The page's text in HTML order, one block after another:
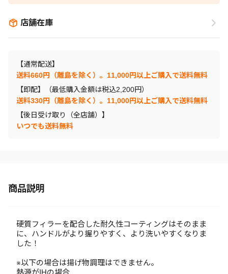
店舗在庫
【通常配送】
送料660円（離島を除く）。11,000円以上ご購入で送料無料
【即配】（最低購入金額は税込2,200円）
送料330円（離島を除く）。11,000円以上ご購入で送料無料
【後日受け取り（全店舗）】
いつでも送料無料
商品説明
硬質フィラーを配合した耐久性コーティングはそのまま
に、ハンドルがより握りやすく、より洗いやすくなりま
した！
※以下の場合は揚げ物調理はできません。
熱源がIHの場合